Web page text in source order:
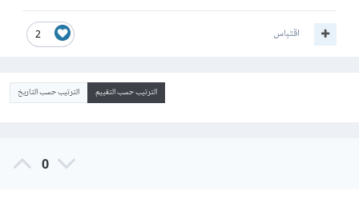
2 اقتباس
الترتيب حسب التقييم الترتيب حسب التاريخ
0